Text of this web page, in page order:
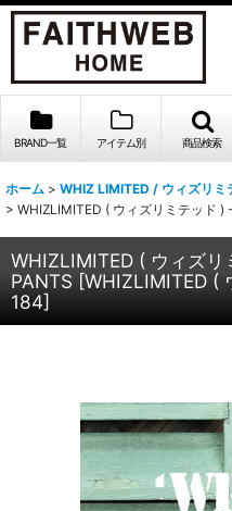
BRAND一覧 アイテム別 商品検索
ホーム > WHIZ LIMITED / ウィズリミ
> WHIZLIMITED ( ウィズリミテッド )
WHIZLIMITED ( ウィズ
PANTS [WHIZLIMITED (
184]